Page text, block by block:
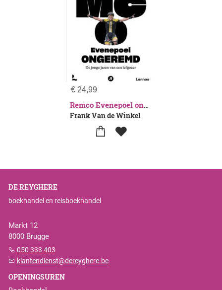
€ 24,99
Remco Evenepoel ongeremd
Frank Van de Winkel
DE REYGHERE
boekhandel en reisboekhandel
Markt 12
8000 Brugge
050 333 403
klantendienst@dereyghere.be
OPENINGSUREN